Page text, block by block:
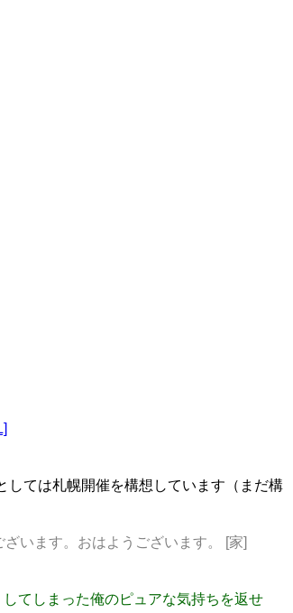
しては札幌開催を構想しています（まだ構
います。おはようございます。 [家]
てしまった俺のピュアな気持ちを返せ